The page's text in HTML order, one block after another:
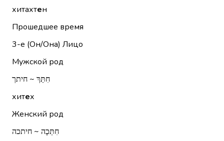
хитахтен
Прошедшее время
3-е (Он/Она) Лицо
Мужской род
חִתֵּךְ ~ חיתך
хитех
Женский род
חִתְּכָה ~ חיתכה